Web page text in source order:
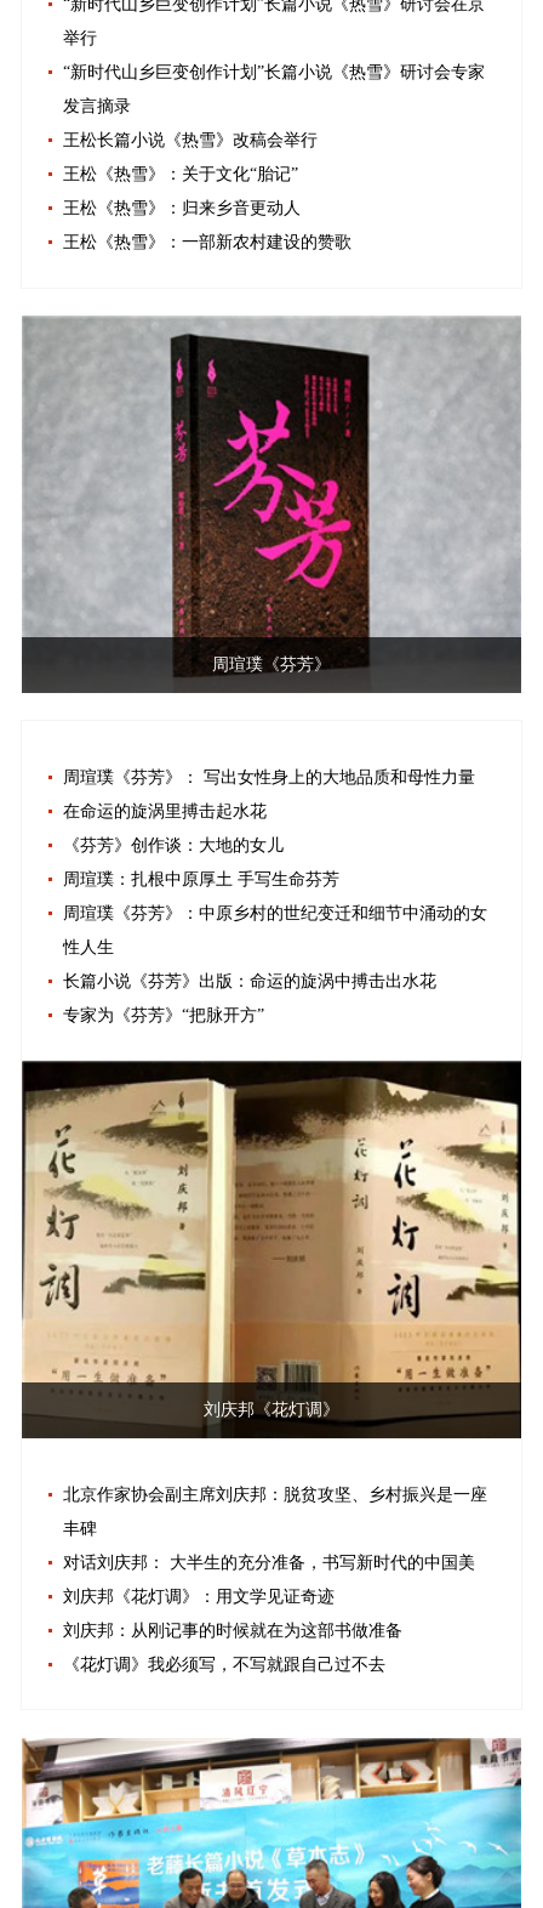
“新时代山乡巨变创作计划”长篇小说《热雪》研讨会在京
举行
“新时代山乡巨变创作计划”长篇小说《热雪》研讨会专家
发言摘录
王松长篇小说《热雪》改稿会举行
王松《热雪》：关于文化“胎记”
王松《热雪》：归来乡音更动人
王松《热雪》：一部新农村建设的赞歌
周瑄璞《芬芳》
周瑄璞《芬芳》： 写出女性身上的大地品质和母性力量
在命运的旋涡里搏击起水花
《芬芳》创作谈：大地的女儿
周瑄璞：扎根中原厚土 手写生命芬芳
周瑄璞《芬芳》：中原乡村的世纪变迁和细节中涌动的女
性人生
长篇小说《芬芳》出版：命运的旋涡中搏击出水花
专家为《芬芳》“把脉开方”
刘庆邦《花灯调》
北京作家协会副主席刘庆邦：脱贫攻坚、乡村振兴是一座
丰碑
对话刘庆邦： 大半生的充分准备，书写新时代的中国美
刘庆邦《花灯调》：用文学见证奇迹
刘庆邦：从刚记事的时候就在为这部书做准备
《花灯调》我必须写，不写就跟自己过不去